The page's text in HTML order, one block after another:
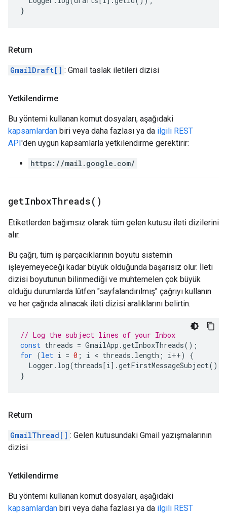
}
Return
GmailDraft[] : Gmail taslak iletileri dizisi
Yetkilendirme
Bu yöntemi kullanan komut dosyaları, aşağıdaki
kapsamlardan biri veya daha fazlası ya da ilgili REST
API'den uygun kapsamlarla yetkilendirme gerektirir:
https://mail.google.com/
getInboxThreads( )
Etiketlerden bağımsız olarak tüm gelen kutusu ileti dizilerini
alır.
Bu çağrı, tüm iş parçacıklarının boyutu sistemin
işleyemeyeceği kadar büyük olduğunda başarısız olur. İleti
dizisi boyutunun bilinmediği ve muhtemelen çok büyük
olduğu durumlarda lütfen "sayfalandırılmış" çağrıyı kullanın
ve her çağrıda alınacak ileti dizisi aralıklarını belirtin.
// Log the subject lines of your Inbox
const threads = GmailApp .getInboxThreads();
for (let i = 0 ; i < threads . length ; i++)
{
Logger . log(threads[i].getFirstMessageSubject());
}
Return
GmailThread[] : Gelen kutusundaki Gmail yazışmalarının
dizisi
Yetkilendirme
Bu yöntemi kullanan komut dosyaları, aşağıdaki
kapsamlardan biri veya daha fazlası ya da ilgili REST